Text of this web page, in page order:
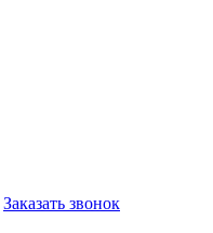
Заказать звонок